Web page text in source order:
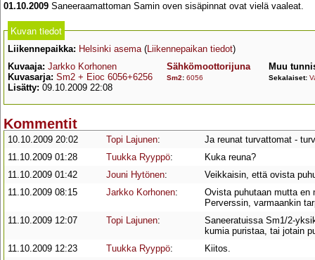
01.10.2009 Saneeraamattoman Samin oven sisäpinnat ovat vielä vaaleat.
Kuvan tiedot
Liikennepaikka: Helsinki asema(Liikennepaikan tiedot)
Kuvaaja: Jarkko Korhonen
Kuvasarja: Sm2 + Eioc 6056+6256
Lisätty: 09.10.2009 22:08
Sähkömoottorijuna
Sm2: 6056
Muu
Sekalaiset:
Kommentit
10.10.2009 20:02 Topi Lajunen:
Ja reunat turvattomat -
11.10.2009 01:28
Tuukka Ryyppö:
Kuka reuna?
11.10.2009 01:42
Jouni Hytönen:
Veikkaisin, että ovista
11.10.2009 08:15
Jarkko Korhonen:
Ovista puhutaan mutta en
Perverssin, varmaankin
11.10.2009 12:07
Topi Lajunen:
Saneeratuissa Sm1/2-
kumia puristaa, tai jotain
11.10.2009 12:23
Tuukka Ryyppö:
Kiitos.